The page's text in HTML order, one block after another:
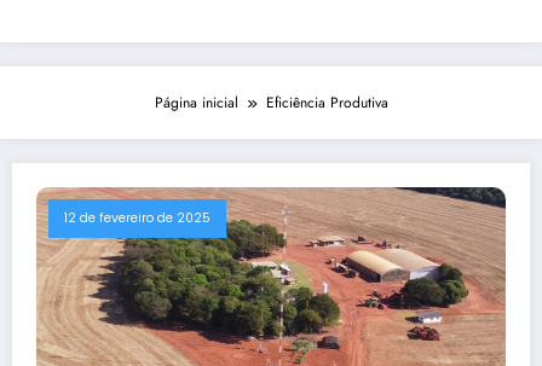
Página inicial Eficiência Produtiva
12 de fevereiro de 2025